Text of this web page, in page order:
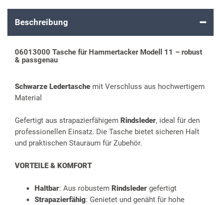
Beschreibung
06013000 Tasche für Hammertacker Modell 11 – robust
& passgenau
Schwarze Ledertasche mit Verschluss aus hochwertigem
Material
Gefertigt aus strapazierfähigem Rindsleder, ideal für den
professionellen Einsatz. Die Tasche bietet sicheren Halt
und praktischen Stauraum für Zubehör.
VORTEILE & KOMFORT
Haltbar: Aus robustem Rindsleder gefertigt
Strapazierfähig: Genietet und genäht für hohe